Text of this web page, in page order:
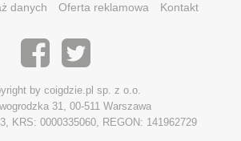
danych Oferta reklamowa Kontakt
by coigdzie.pl sp. z o.o.
31, 00-511 Warszawa
KRS: 0000335060, REGON: 141962729